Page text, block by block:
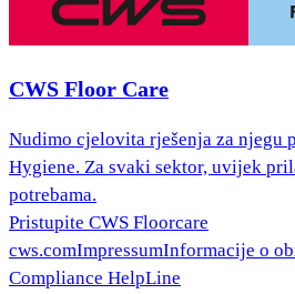
CWS Floor Care
Nudimo cjelovita rješenja za njegu
Hygiene. Za svaki sektor, uvijek
potrebama.
Pristupite CWS Floorcare
cws.comImpressumInformacije o
Compliance HelpLine